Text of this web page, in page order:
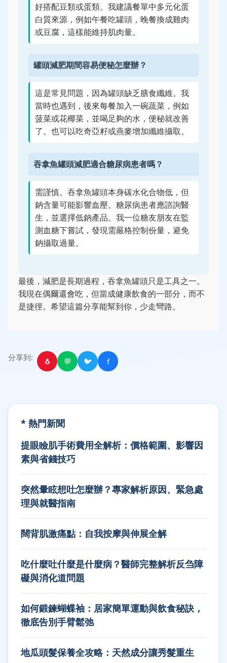
好搭配豆類或蛋類。我建議餐單中多元化蛋
白質來源，例如午餐吃罐頭，晚餐換成雞肉
或豆腐，這樣能維持肌肉量。
罐頭減肥期間容易便秘怎麼辦？
這是常見問題，因為罐頭缺乏膳食纖維。我
當時也遇到，後來每餐加入一碗蔬菜，例如
菠菜或花椰菜，並喝足夠的水，便秘就改善
了。也可以吃奇亞籽或燕麥增加纖維攝取。
吞拿魚罐頭減肥適合糖尿病患者嗎？
需謹慎。吞拿魚罐頭本身碳水化合物低，但
鈉含量可能影響血壓。糖尿病患者應諮詢醫
生，並選擇低鈉產品。我一位糖友朋友在監
測血糖下嘗試，發現需嚴格控制份量，避免
鈉攝取過量。
最後，減肥是長期過程，吞拿魚罐頭只是工具之一。
我現在偶爾還會吃，但當成健康飲食的一部分，而不
是捷徑。希望這篇分享能幫到你，少走彎路。
分享到: 🐧 💬 🐦 f
* 熱門新聞
提眼瞼肌手術費用全解析：價格範圍、影響因
素與省錢技巧
突然暈眩想吐怎麼辦？專家解析原因、緊急處
理與就醫指南
闊背肌激痛點：自我按摩與伸展全解
吃什麼吐什麼是什麼病？醫師完整解析反刍障
礙與消化道問題
如何鍛鍊蝴蝶袖：居家簡單運動與飲食秘訣，
徹底告別手臂鬆弛
地瓜頭髮保養全攻略：天然成分讓秀髮重生